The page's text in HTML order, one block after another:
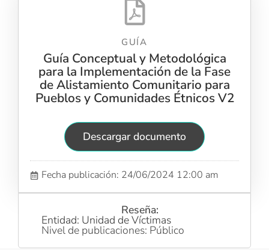
GUÍA
Guía Conceptual y Metodológica
para la Implementación de la Fase
de Alistamiento Comunitario para
Pueblos y Comunidades Étnicos V2
Descargar documento
Fecha publicación: 24/06/2024 12:00 am
Reseña:
Entidad: Unidad de Víctimas
Nivel de publicaciones: Público